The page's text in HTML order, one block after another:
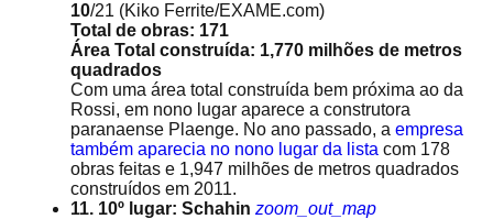
10/21 (Kiko Ferrite/EXAME.com)
Total de obras: 171
Área Total construída: 1,770 milhões de metros
quadrados
Com uma área total construída bem próxima ao da
Rossi, em nono lugar aparece a construtora
paranaense Plaenge. No ano passado, a empresa
também aparecia no nono lugar da lista com 178
obras feitas e 1,947 milhões de metros quadrados
construídos em 2011.
11. 10º lugar: Schahin zoom_out_map